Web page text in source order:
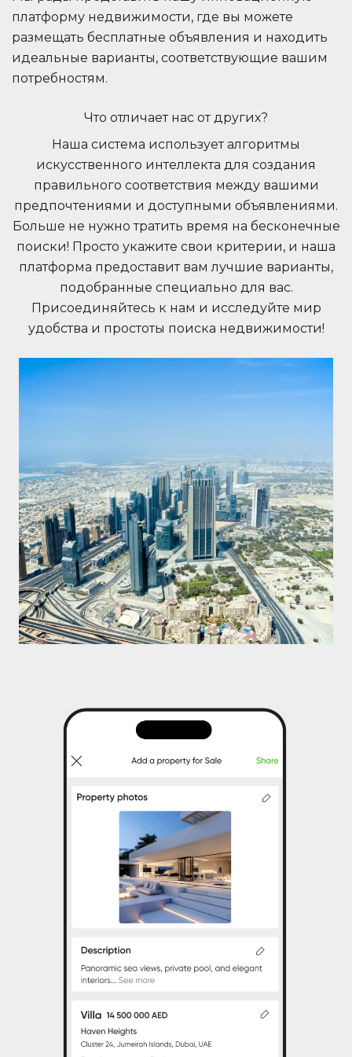
платформу недвижимости, где вы можете
размещать бесплатные объявления и находить
идеальные варианты, соответствующие вашим
потребностям.
Что отличает нас от других?
Наша система использует алгоритмы
искусственного интеллекта для создания
правильного соответствия между вашими
предпочтениями и доступными объявлениями.
Больше не нужно тратить время на бесконечные
поиски! Просто укажите свои критерии, и наша
платформа предоставит вам лучшие варианты,
подобранные специально для вас.
Присоединяйтесь к нам и исследуйте мир
удобства и простоты поиска недвижимости!